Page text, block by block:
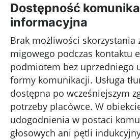
Dostępność
informacyjna
Brak możliwości skorzystania
migowego podczas kontaktu
podmiotem bez uprzedniego
formy komunikacji. Usługa
dostępna po wcześniejszym
potrzeby placówce. W
udogodnienia w postaci
głosowych ani pętli